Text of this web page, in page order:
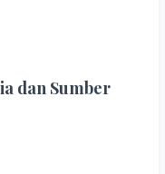
dan Sumber